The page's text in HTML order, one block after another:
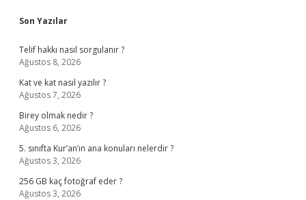
Sidebar
Son Yazılar
Telif hakkı nasıl sorgulanır ?
Ağustos 8, 2026
Kat ve kat nasıl yazılır ?
Ağustos 7, 2026
Birey olmak nedir ?
Ağustos 6, 2026
5. sınıfta Kur’an’ın ana konuları nelerdir ?
Ağustos 3, 2026
256 GB kaç fotoğraf eder ?
Ağustos 3, 2026